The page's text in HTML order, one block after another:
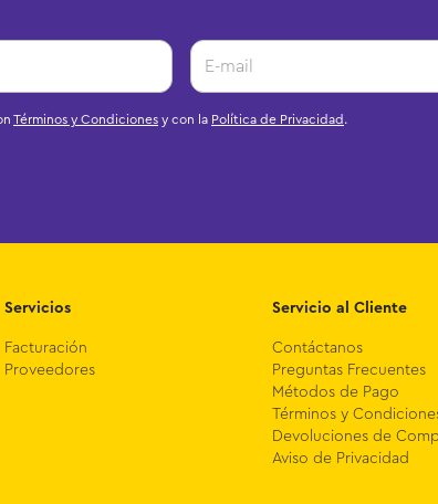
Términos y Condiciones y con la Política de Privacidad .
Servicios
Facturación
Proveedores
Servicio al Cliente
Contáctanos
Preguntas Frecuentes
Métodos de Pago
Términos y
Devoluciones de
Aviso de Privacidad